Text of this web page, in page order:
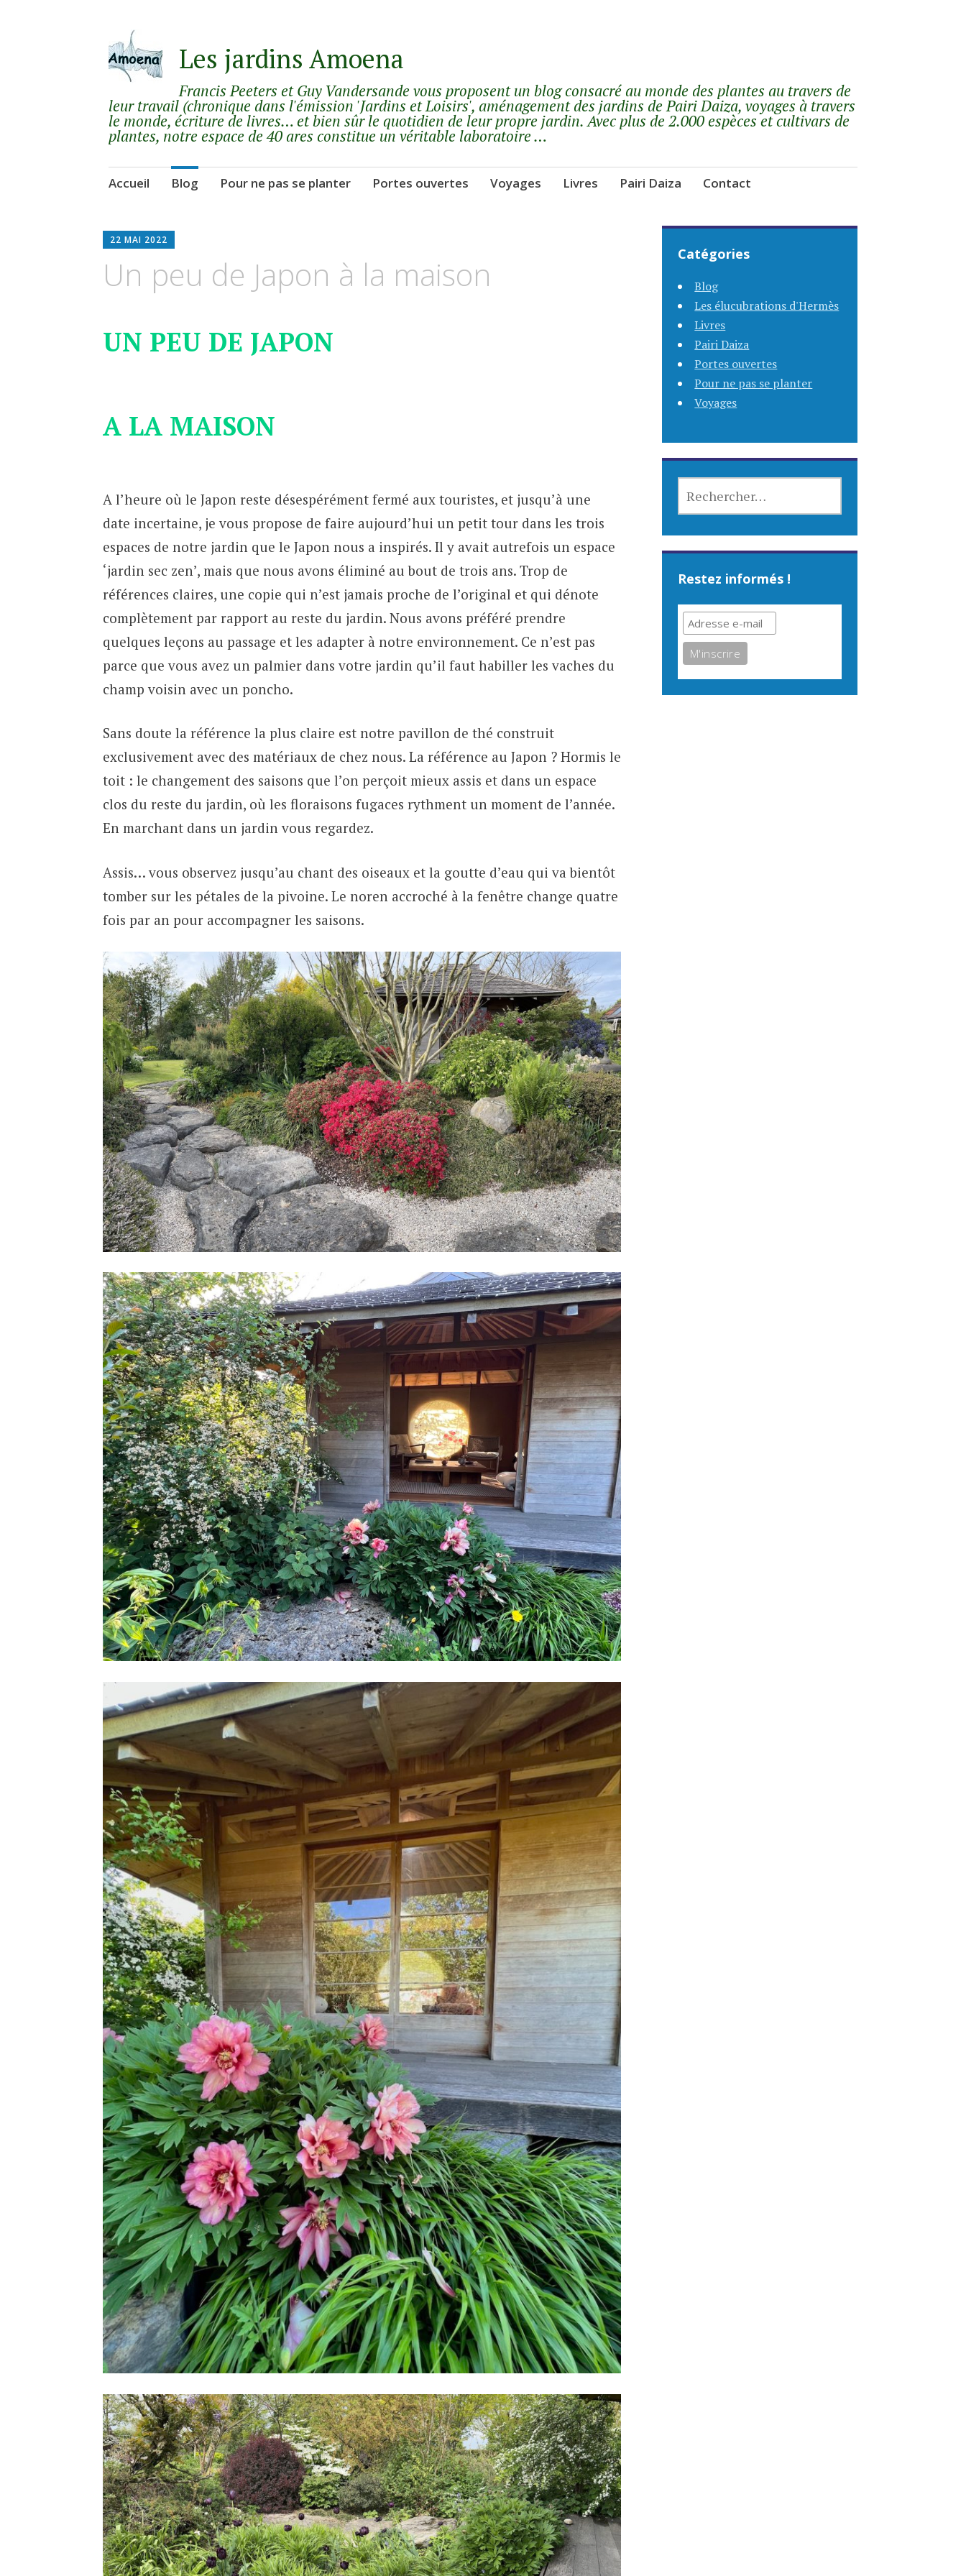
Les jardins Amoena
Francis Peeters et Guy Vandersande vous proposent un blog consacré au monde des plantes au travers de
leur travail (chronique dans l'émission 'Jardins et Loisirs', aménagement des jardins de Pairi Daiza, voyages à travers
le monde, écriture de livres… et bien sûr le quotidien de leur propre jardin. Avec plus de 2.000 espèces et cultivars de
plantes, notre espace de 40 ares constitue un véritable laboratoire …
Aller
principal
Accueil Blog Pour ne pas se planter Portes ouvertes Voyages Livres Pairi Daiza Contact
22 MAI 2022
Un peu de Japon à la maison
UN PEU DE JAPON
A LA MAISON
A l’heure où le Japon reste désespérément fermé aux touristes, et jusqu’à une
date incertaine, je vous propose de faire aujourd’hui un petit tour dans les trois
espaces de notre jardin que le Japon nous a inspirés. Il y avait autrefois un espace
‘jardin sec zen’, mais que nous avons éliminé au bout de trois ans. Trop de
références claires, une copie qui n’est jamais proche de l’original et qui dénote
complètement par rapport au reste du jardin. Nous avons préféré prendre
quelques leçons au passage et les adapter à notre environnement. Ce n’est pas
parce que vous avez un palmier dans votre jardin qu’il faut habiller les vaches du
champ voisin avec un poncho.
Sans doute la référence la plus claire est notre pavillon de thé construit
exclusivement avec des matériaux de chez nous. La référence au Japon ? Hormis le
toit : le changement des saisons que l’on perçoit mieux assis et dans un espace
clos du reste du jardin, où les floraisons fugaces rythment un moment de l’année.
En marchant dans un jardin vous regardez.
Assis… vous observez jusqu’au chant des oiseaux et la goutte d’eau qui va bientôt
tomber sur les pétales de la pivoine. Le noren accroché à la fenêtre change quatre
fois par an pour accompagner les saisons.
Catégories
Blog
Les élucubrations d'Hermès
Livres
Pairi Daiza
Portes ouvertes
Pour ne pas se planter
Voyages
Restez informés !